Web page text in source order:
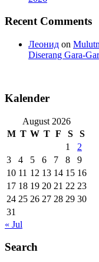
Recent Comments
Леонид on
Diserang Gara-
Kalender
August 2026
M T W T F S
S
1
2
3
4 5 6 7 8
9
10 11 12 13 14 15 16
17 18 19 20 21 22 23
24 25 26 27 28 29 30
31
« Jul
Search